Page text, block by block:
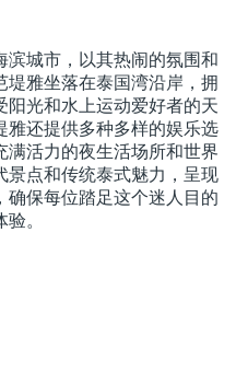
滨城市，以其热闹的氛围和
雅坐落在泰国湾沿岸，拥
阳光和水上运动爱好者的天
雅还提供多种多样的娱乐选
满活力的夜生活场所和世界
景点和传统泰式魅力，呈现
确保每位踏足这个迷人目的
。